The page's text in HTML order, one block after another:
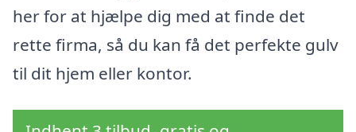
her for at hjælpe dig med at finde det
rette firma, så du kan få det perfekte gulv
til dit hjem eller kontor.